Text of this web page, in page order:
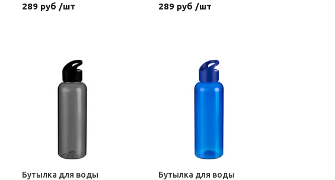
289 руб /шт 289 руб /шт
Бутылка для воды
Бутылка для воды